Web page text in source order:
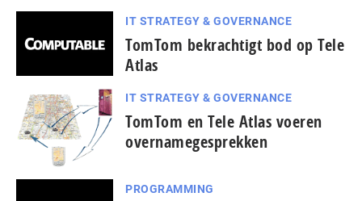
IT STRATEGY & GOVERNANCE
TomTom bekrachtigt bod op Tele
Atlas
IT STRATEGY & GOVERNANCE
TomTom en Tele Atlas voeren
overnamegesprekken
PROGRAMMING